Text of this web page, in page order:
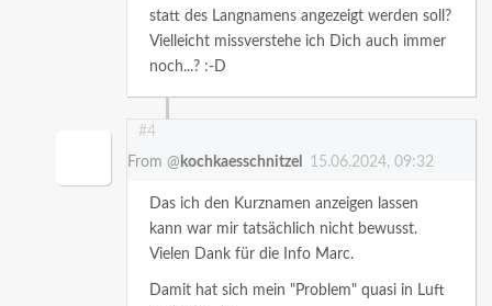
statt des Langnamens angezeigt werden soll?
Vielleicht missverstehe ich Dich auch immer
noch...? :-D
#4
From @ kochkaesschnitzel 15.06.2024, 09:32
Das ich den Kurznamen anzeigen lassen
kann war mir tatsächlich nicht bewusst.
Vielen Dank für die Info Marc.
Damit hat sich mein "Problem" quasi in Luft